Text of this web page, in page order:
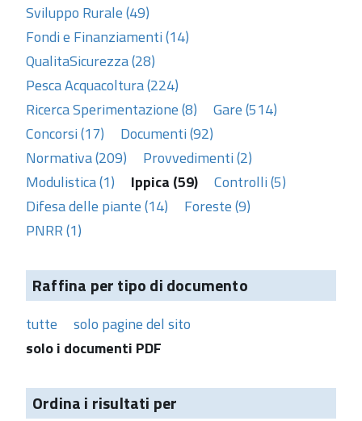
Sviluppo Rurale (49)
Fondi e Finanziamenti (14)
QualitaSicurezza (28)
Pesca Acquacoltura (224)
Ricerca Sperimentazione (8)
Gare (514)
Concorsi (17)
Documenti (92)
Normativa (209)
Provvedimenti (2)
Modulistica (1)
Ippica (59)
Controlli (5)
Difesa delle piante (14)
Foreste (9)
PNRR (1)
Raffina per tipo di documento
tutte
solo pagine del sito
solo i documenti PDF
Ordina i risultati per